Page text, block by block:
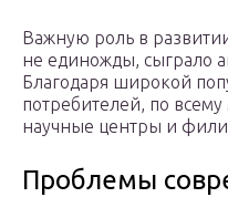
Важную роль в
не единожды, сыграло
Благодаря широкой
потребителей, по всему
научные центры и
Проблемы